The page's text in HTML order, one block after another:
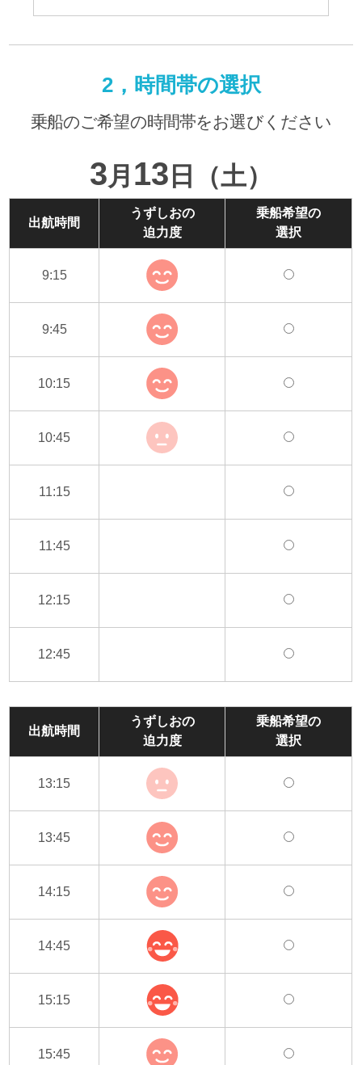
2，時間帯の選択
乗船のご希望の時間帯をお選びください
3月 13 日（土）
出航時間
うずしおの
迫力度
乗船希望の
選択
9:15
9:45
10:15
10:45
11:15
11:45
12:15
12:45
出航時間
うずしおの
迫力度
乗船希望の
選択
13:15
13:45
14:15
14:45
15:15
15:45